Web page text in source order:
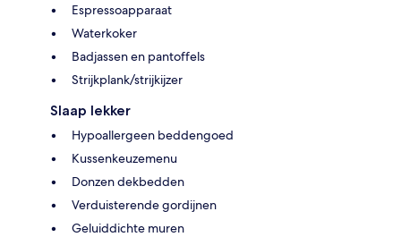
Espressoapparaat
Waterkoker
Badjassen en pantoffels
Strijkplank/strijkijzer
Slaap lekker
Hypoallergeen beddengoed
Kussenkeuzemenu
Donzen dekbedden
Verduisterende gordijnen
Geluiddichte muren